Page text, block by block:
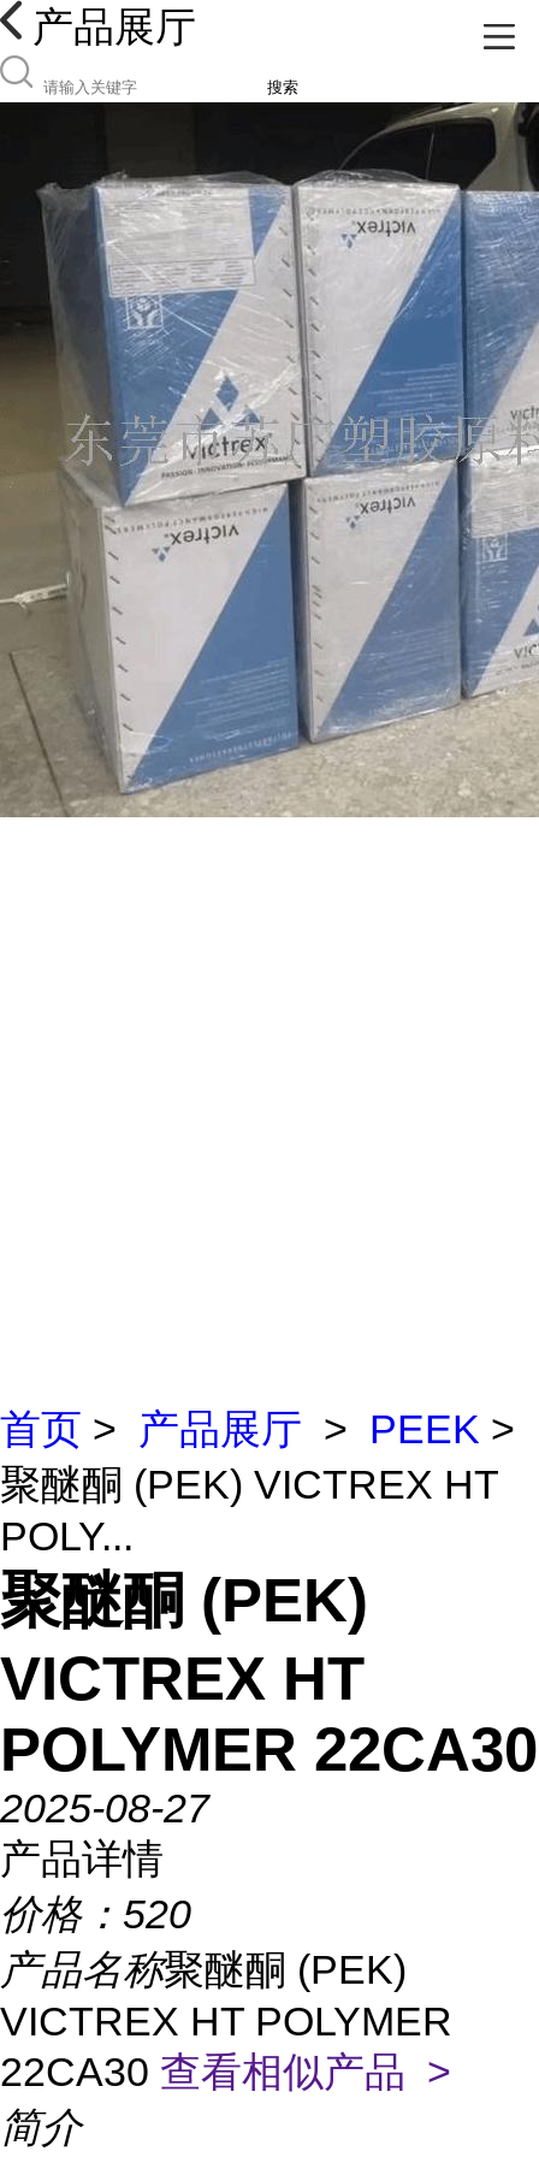
产品展厅
搜索
首页 > 产品展厅 > PEEK >
聚醚酮 (PEK) VICTREX HT
POLY...
聚醚酮 (PEK)
VICTREX HT
POLYMER 22CA30
2025-08-27
产品详情
价格： 520
产品名称聚醚酮 (PEK)
VICTREX HT POLYMER
22CA30 查看相似产品 >
简介